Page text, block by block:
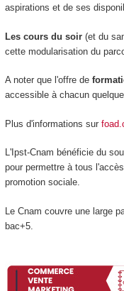
aspirations et de ses
Les cours du soir(et du
cette modularisation du
A noter que l'offre de
accessible à chacun
Plus d'informations sur
L'Ipst-Cnam bénéficie du
pour permettre à tous
promotion sociale.
Le Cnam couvre une large
bac+5.